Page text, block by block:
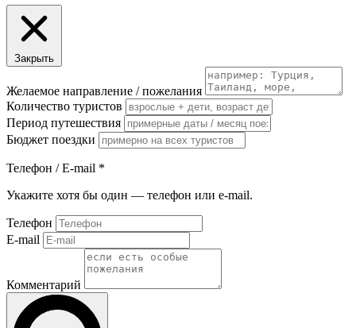
Закрыть
Желаемое направление / пожелания
Количество туристов
Период путешествия
Бюджет поездки
Телефон / E-mail *
Укажите хотя бы один — телефон или e-mail.
Телефон
E-mail
Комментарий